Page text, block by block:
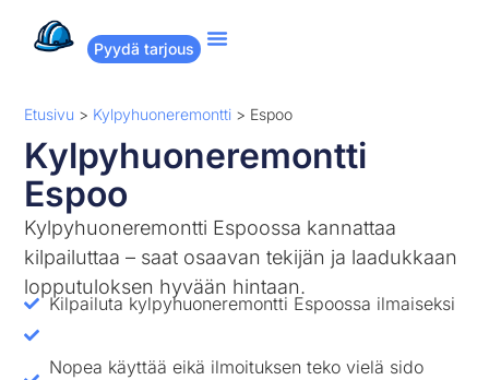
Pyydä tarjous
Etusivu > Kylpyhuoneremontti > Espoo
Kylpyhuoneremontti
Espoo
Kylpyhuoneremontti Espoossa kannattaa
kilpailuttaa – saat osaavan tekijän ja laadukkaan
lopputuloksen hyvään hintaan.
Kilpailuta kylpyhuoneremontti Espoossa ilmaiseksi
Nopea käyttää eikä ilmoituksen teko vielä sido